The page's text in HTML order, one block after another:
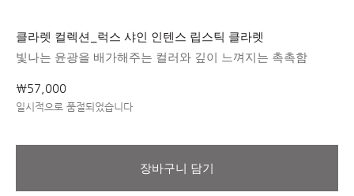
클라렛 컬렉션_럭스 샤인 인텐스 립스틱 클라렛
빛나는 윤광을 배가해주는 컬러와 깊이 느껴지는 촉촉함
₩57,000
일시적으로 품절되었습니다
장바구니 담기